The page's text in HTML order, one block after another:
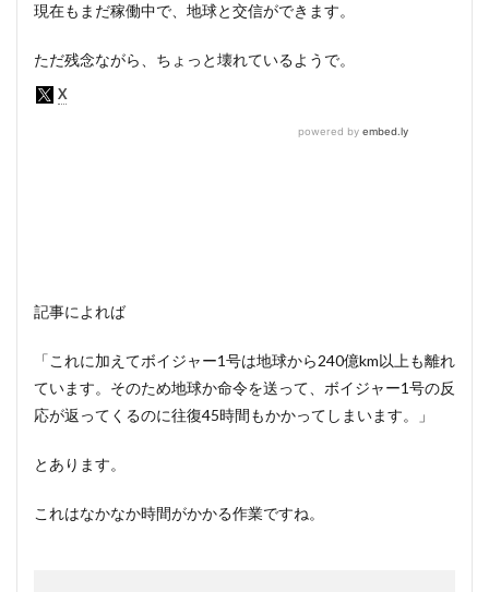
現在もまだ稼働中で、地球と交信ができます。
ただ残念ながら、ちょっと壊れているようで。
記事によれば
「これに加えてボイジャー1号は地球から240億km以上も離れ
ています。そのため地球か命令を送って、ボイジャー1号の反
応が返ってくるのに往復45時間もかかってしまいます。」
とあります。
これはなかなか時間がかかる作業ですね。